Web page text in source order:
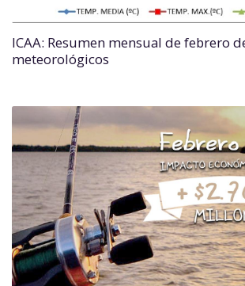
ICAA: Resumen mensual de febrero
meteorológicos